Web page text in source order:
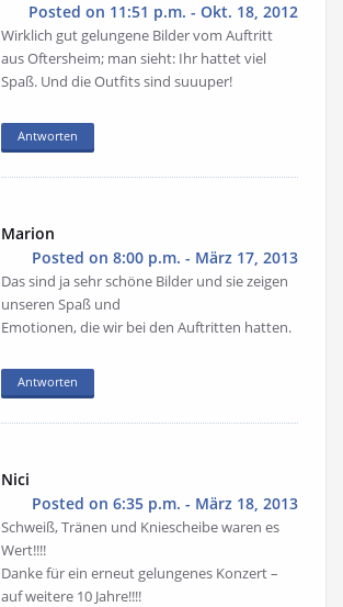
Posted on 11:51 p.m. - Okt. 18, 2012
Wirklich gut gelungene Bilder vom Auftritt
aus Oftersheim; man sieht: Ihr hattet viel
Spaß. Und die Outfits sind suuuper!
Antworten
Marion
Posted on 8:00 p.m. - März 17, 2013
Das sind ja sehr schöne Bilder und sie zeigen
unseren Spaß und
Emotionen, die wir bei den Auftritten hatten.
Antworten
Nici
Posted on 6:35 p.m. - März 18, 2013
Schweiß, Tränen und Kniescheibe waren es
Wert!!!!
Danke für ein erneut gelungenes Konzert –
auf weitere 10 Jahre!!!!